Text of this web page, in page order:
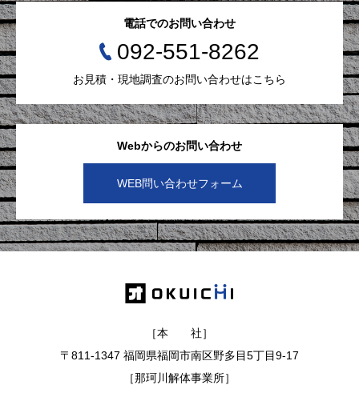
Webからのお問い合わせ
WEB問い合わせフォーム
電話でのお問い合わせ
092-551-8262
お見積・現地調査のお問い合わせはこちら
［本 社］
〒811-1347 福岡県福岡市南区野多目5丁目9-17
［那珂川解体事業所］